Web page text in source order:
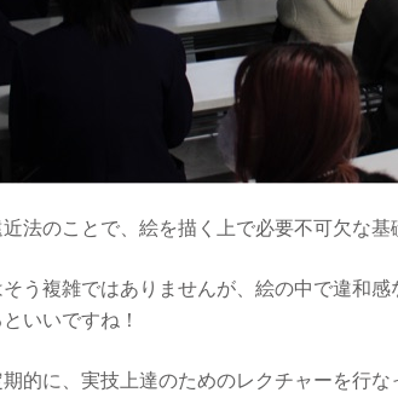
法のことで、絵を描く上で必要不可欠な基
う複雑ではありませんが、絵の中で違和
いいですね！
的に、実技上達のためのレクチャーを行